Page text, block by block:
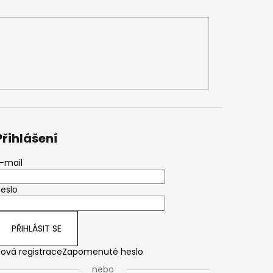
mail
PŘIHLÁSIT SE
registraceZapomenuté heslo
nebo